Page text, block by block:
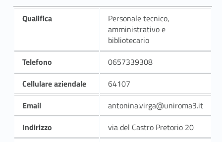
Qualifica
Personale tecnico,
amministrativo e
bibliotecario
Telefono
0657339308
Cellulare aziendale
64107
Email
antonina.virga@uniroma3.it
Indirizzo
via del Castro Pretorio 20